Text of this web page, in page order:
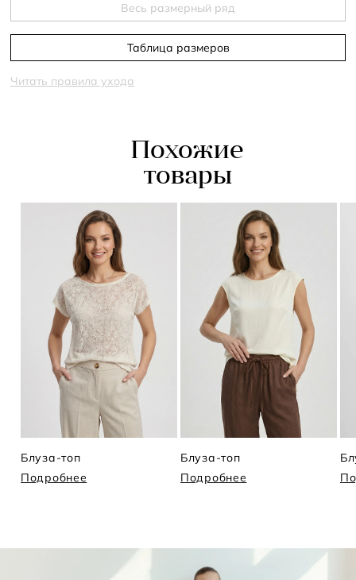
Весь размерный ряд
Таблица размеров
Читать правила ухода
Похожие
товары
Блуза-топ
Подробнее
Блуза-топ
Подробнее